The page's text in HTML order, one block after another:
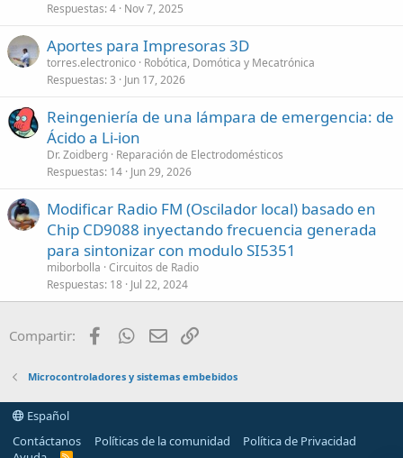
Respuestas 4 Nov 7, 2025
Aportes para Impresoras 3D
torres.electronico Robótica, Domótica y Mecatrónica
Respuestas 3 Jun 17, 2026
Reingeniería de una lámpara de emergencia: de
Ácido a Li-ion
Dr. Zoidberg Reparación de Electrodomésticos
Respuestas 14 Jun 29, 2026
Modificar Radio FM (Oscilador local) basado en
Chip CD9088 inyectando frecuencia generada
para sintonizar con modulo SI5351
miborbolla Circuitos de Radio
Respuestas 18 Jul 22, 2024
Compartir: FacebookWhatsApp
Email
Microcontroladores y sistemas embebidos
Español
Contáctanos
Políticas de la comunidad
Política de Privacidad